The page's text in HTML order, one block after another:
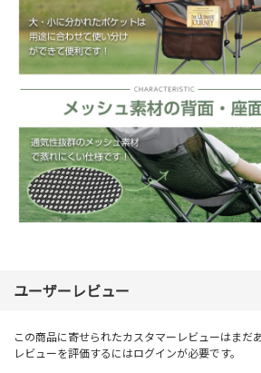
ユーザーレビュー
この商品に寄せられたカスタマーレビューはまだ
レビューを評価するにはログインが必要です。